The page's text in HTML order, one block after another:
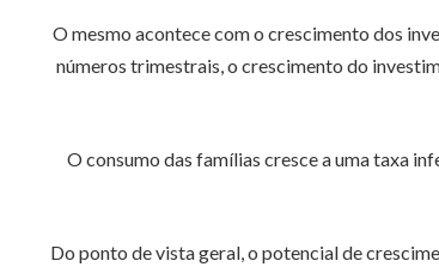
O mesmo acontece com o crescimento dos
números trimestrais, o crescimento do
O consumo das famílias cresce a uma taxa
Do ponto de vista geral, o potencial de